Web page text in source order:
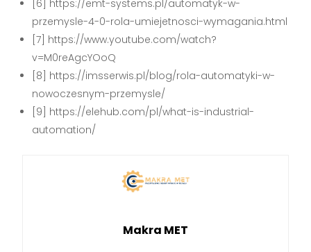
[6] https://emt-systems.pl/automatyk-w-
przemysle-4-0-rola-umiejetnosci-wymagania.html
[7] https://www.youtube.com/watch?
v=M0reAgcYOoQ
[8] https://imsserwis.pl/blog/rola-automatyki-w-
nowoczesnym-przemysle/
[9] https://elehub.com/pl/what-is-industrial-
automation/
Makra MET